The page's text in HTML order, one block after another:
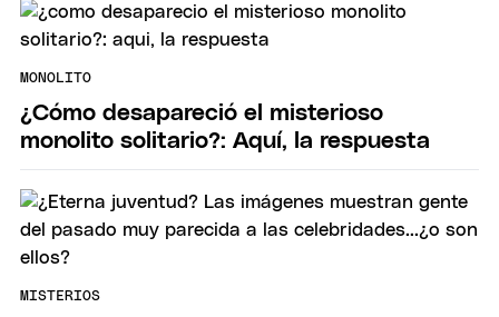
MONOLITO
¿Cómo desapareció el misterioso
monolito solitario?: Aquí, la respuesta
MISTERIOS